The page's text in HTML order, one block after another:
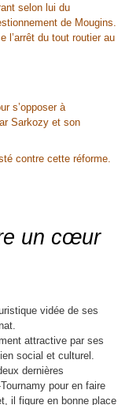
selon lui du
de Mougins.
l’arrêt du tout routier au
s’opposer à
Sarkozy et son
contre cette réforme.
un cœur
vidée de ses
attractive par ses
social et culturel.
dernières
pour en faire
il figure en bonne place